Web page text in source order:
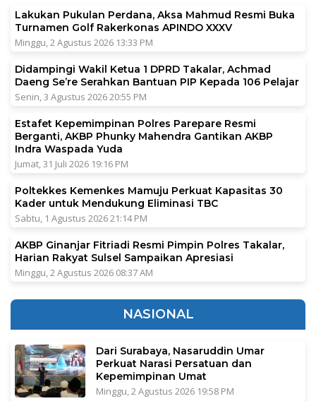
Lakukan Pukulan Perdana, Aksa Mahmud Resmi Buka
Turnamen Golf Rakerkonas APINDO XXXV
Minggu, 2 Agustus 2026 13:33 PM
Didampingi Wakil Ketua 1 DPRD Takalar, Achmad
Daeng Se’re Serahkan Bantuan PIP Kepada 106 Pelajar
Senin, 3 Agustus 2026 20:55 PM
Estafet Kepemimpinan Polres Parepare Resmi
Berganti, AKBP Phunky Mahendra Gantikan AKBP
Indra Waspada Yuda
Jumat, 31 Juli 2026 19:16 PM
Poltekkes Kemenkes Mamuju Perkuat Kapasitas 30
Kader untuk Mendukung Eliminasi TBC
Sabtu, 1 Agustus 2026 21:14 PM
AKBP Ginanjar Fitriadi Resmi Pimpin Polres Takalar,
Harian Rakyat Sulsel Sampaikan Apresiasi
Minggu, 2 Agustus 2026 08:37 AM
NASIONAL
Dari Surabaya, Nasaruddin Umar
Perkuat Narasi Persatuan dan
Kepemimpinan Umat
Minggu, 2 Agustus 2026 19:58 PM